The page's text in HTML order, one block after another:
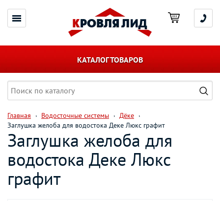
КАТАЛОГ ТОВАРОВ
Главная Водосточные системы
Дёке
Заглушка желоба для водостока Деке Люкс графит
Заглушка желоба для
водостока Деке Люкс
графит